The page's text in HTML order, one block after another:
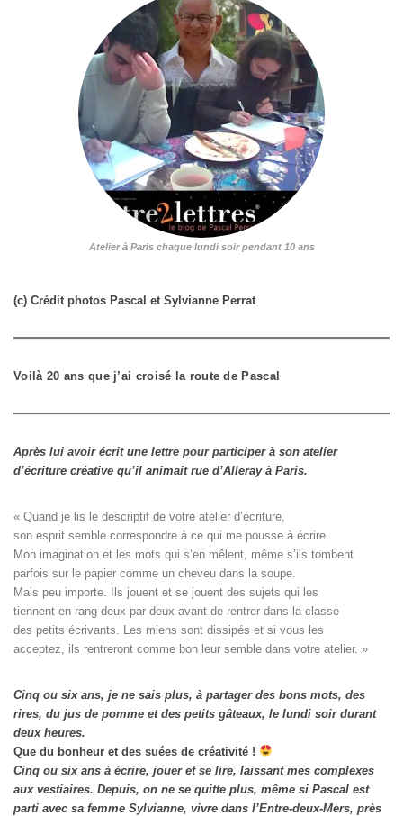
Atelier à Paris chaque lundi soir pendant 10 ans
(c) Crédit photos Pascal et Sylvianne Perrat
Voilà 20 ans que j’ai croisé la route de Pascal
Après lui avoir écrit une lettre pour participer à son atelier
d’écriture créative qu’il animait rue d’Alleray à Paris.
« Quand je lis le descriptif de votre atelier d’écriture,
son esprit semble correspondre à ce qui me pousse à écrire.
Mon imagination et les mots qui s’en mêlent, même s’ils tombent
parfois sur le papier comme un cheveu dans la soupe.
Mais peu importe. Ils jouent et se jouent des sujets qui les
tiennent en rang deux par deux avant de rentrer dans la classe
des petits écrivants. Les miens sont dissipés et si vous les
acceptez, ils rentreront comme bon leur semble dans votre atelier. »
Cinq ou six ans, je ne sais plus, à partager des bons mots, des
rires, du jus de pomme et des petits gâteaux, le lundi soir durant
deux heures.
Que du bonheur et des suées de créativité !
Cinq ou six ans à écrire, jouer et se lire, laissant mes complexes
aux vestiaires. Depuis, on ne se quitte plus, même si Pascal est
parti avec sa femme Sylvianne, vivre dans l’Entre-deux-Mers, près